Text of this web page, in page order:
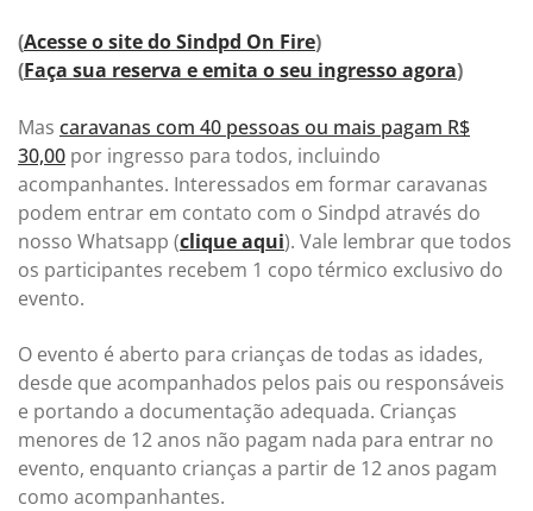
(Acesse o site do Sindpd On Fire)
(Faça sua reserva e emita o seu ingresso agora)
Mas caravanas com 40 pessoas ou mais pagam R$
30,00 por ingresso para todos, incluindo
acompanhantes. Interessados em formar caravanas
podem entrar em contato com o Sindpd através do
nosso Whatsapp (clique aqui). Vale lembrar que todos
os participantes recebem 1 copo térmico exclusivo do
evento.
O evento é aberto para crianças de todas as idades,
desde que acompanhados pelos pais ou responsáveis
e portando a documentação adequada. Crianças
menores de 12 anos não pagam nada para entrar no
evento, enquanto crianças a partir de 12 anos pagam
como acompanhantes.